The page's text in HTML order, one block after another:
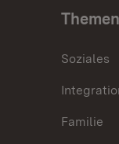
Themen
Soziales
Familie